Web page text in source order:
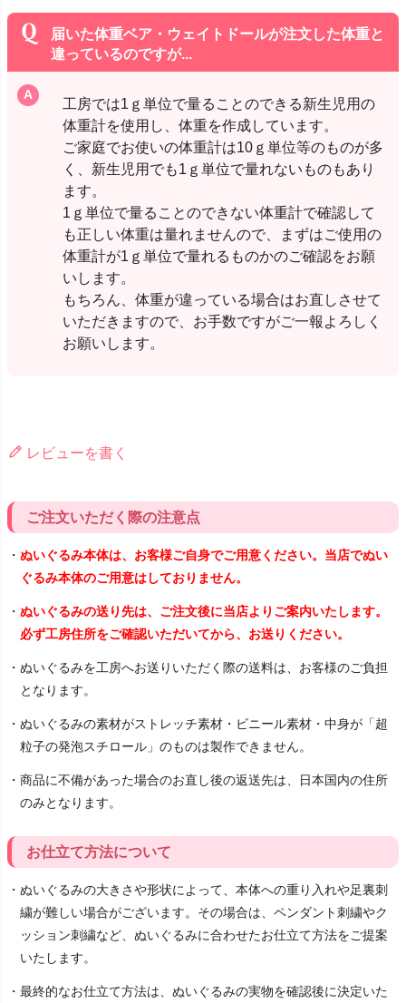
届いた体重ベア・ウェイトドールが注文した体重と
違っているのですが...
工房では1ｇ単位で量ることのできる新生児用の
体重計を使用し、体重を作成しています。
ご家庭でお使いの体重計は10ｇ単位等のものが多
く、新生児用でも1ｇ単位で量れないものもあり
ます。
1ｇ単位で量ることのできない体重計で確認して
も正しい体重は量れませんので、まずはご使用の
体重計が1ｇ単位で量れるものかのご確認をお願
いします。
もちろん、体重が違っている場合はお直しさせて
いただきますので、お手数ですがご一報よろしく
お願いします。
レビューを書く
ご注文いただく際の注意点
・ ぬいぐるみ本体は、お客様ご自身でご用意ください。当店でぬい
ぐるみ本体のご用意はしておりません。
・ ぬいぐるみの送り先は、ご注文後に当店よりご案内いたします。
必ず工房住所をご確認いただいてから、お送りください。
・ぬいぐるみを工房へお送りいただく際の送料は、お客様のご負担
となります。
・ぬいぐるみの素材がストレッチ素材・ビニール素材・中身が「超
粒子の発泡スチロール」のものは製作できません。
・商品に不備があった場合のお直し後の返送先は、日本国内の住所
のみとなります。
お仕立て方法について
・ぬいぐるみの大きさや形状によって、本体への重り入れや足裏刺
繍が難しい場合がございます。その場合は、ペンダント刺繍やク
ッション刺繍など、ぬいぐるみに合わせたお仕立て方法をご提案
いたします。
・最終的なお仕立て方法は、ぬいぐるみの実物を確認後に決定いた